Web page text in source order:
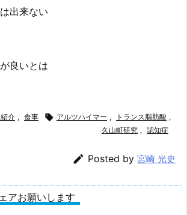
出来ない
良いとは
介 , 食事  アルツハイマー , トランス脂肪酸 ,
久山町研究 , 認知症
 Posted by 宮崎 光史
アお願いします